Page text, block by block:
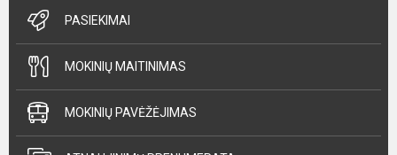
PASIEKIMAI
MOKINIŲ MAITINIMAS
MOKINIŲ PAVĖŽĖJIMAS